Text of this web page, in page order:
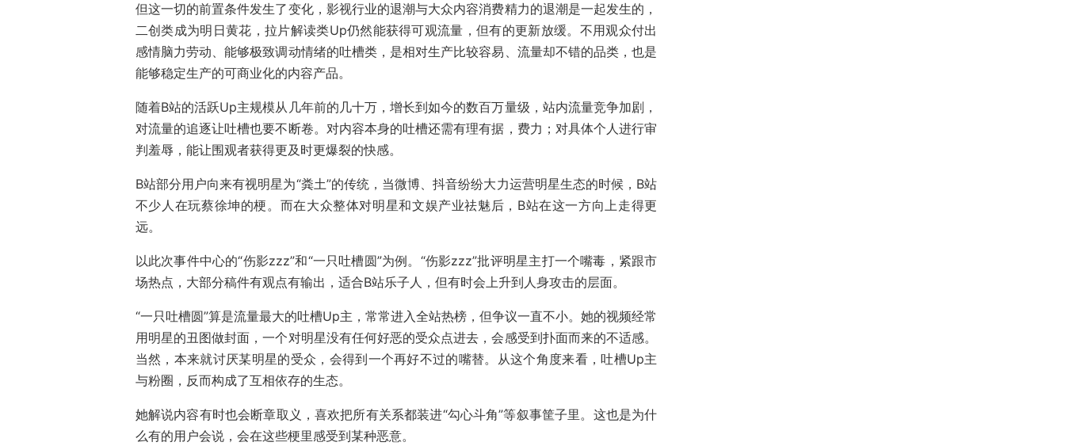
但这一切的前置条件发生了变化，影视行业的退潮与大众内容消费精力的退潮是一起发生的，
二创类成为明日黄花，拉片解读类Up仍然能获得可观流量，但有的更新放缓。不用观众付出
感情脑力劳动、能够极致调动情绪的吐槽类，是相对生产比较容易、流量却不错的品类，也是
能够稳定生产的可商业化的内容产品。
随着B站的活跃Up主规模从几年前的几十万，增长到如今的数百万量级，站内流量竞争加剧，
对流量的追逐让吐槽也要不断卷。对内容本身的吐槽还需有理有据，费力；对具体个人进行审
判羞辱，能让围观者获得更及时更爆裂的快感。
B站部分用户向来有视明星为“粪土”的传统，当微博、抖音纷纷大力运营明星生态的时候，B站
不少人在玩蔡徐坤的梗。而在大众整体对明星和文娱产业祛魅后，B站在这一方向上走得更
远。
以此次事件中心的“伤影zzz”和“一只吐槽圆”为例。“伤影zzz”批评明星主打一个嘴毒，紧跟市
场热点，大部分稿件有观点有输出，适合B站乐子人，但有时会上升到人身攻击的层面。
“一只吐槽圆”算是流量最大的吐槽Up主，常常进入全站热榜，但争议一直不小。她的视频经常
用明星的丑图做封面，一个对明星没有任何好恶的受众点进去，会感受到扑面而来的不适感。
当然，本来就讨厌某明星的受众，会得到一个再好不过的嘴替。从这个角度来看，吐槽Up主
与粉圈，反而构成了互相依存的生态。
她解说内容有时也会断章取义，喜欢把所有关系都装进“勾心斗角”等叙事筐子里。这也是为什
么有的用户会说，会在这些梗里感受到某种恶意。